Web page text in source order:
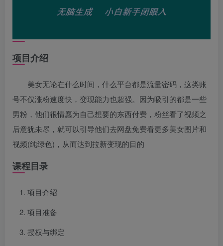
项目介绍
美女无论在什么时间，什么平台都是流量密码，这类账
号不仅涨粉速度快，变现能力也超强。因为吸引的都是一些
男粉，他们很情愿为自己想要的东西付费，粉丝看了视须之
后意犹未尽，就可以引导他们去网盘免费看更多美女图片和
视频(纯绿色)，从而达到拉新变现的目的
课程目录
项目介绍
项目准备
授权与绑定